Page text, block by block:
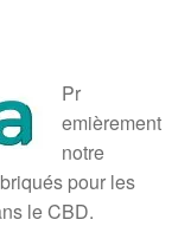
Pr
emièrement
notre
pour les
le CBD.